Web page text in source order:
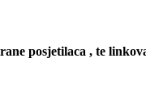
posjetilaca , te